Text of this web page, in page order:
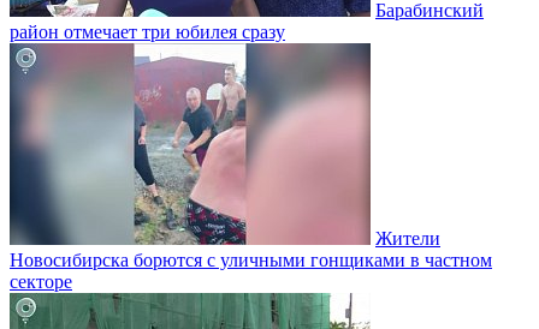
Барабинский
район отмечает три юбилея сразу
Жители
Новосибирска борются с уличными гонщиками в частном
секторе